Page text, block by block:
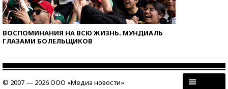
ВОСПОМИНАНИЯ НА ВСЮ ЖИЗНЬ. МУНДИАЛЬ
ГЛАЗАМИ БОЛЕЛЬЩИКОВ
© 2007 — 2026 ООО «Медиа новости»